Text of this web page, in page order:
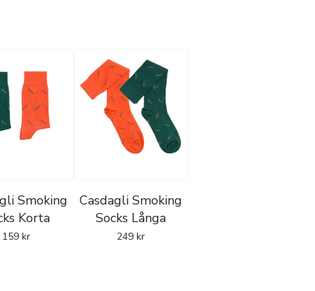
en mer
terroir-
och kombinerar
i Costa Rica av
djup struktur.
Smoking
Korta
159kr
Casdagli Smoking
Socks Långa
249kr